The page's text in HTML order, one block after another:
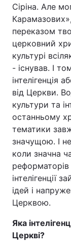
Сіріна. Але
переказом
церковний
культурі
- існував. І
інтелігенція
від Церкви.
культури та
останньому
тематики
значущою. І
коли значна
реформаторів
інтелігенції
ідей і
Церквою.
Яка
Церкві?